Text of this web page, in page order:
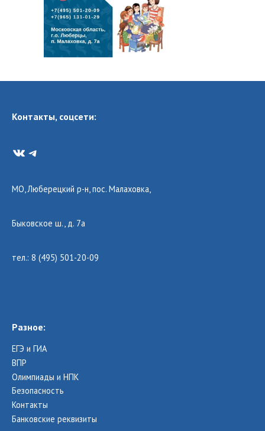
Контакты, соцсети:
VKTelegram
МО, Люберецкий р-н, пос. Малаховка,
Быковское ш., д. 7а
тел.: 8 (495) 501-20-09
Разное:
ЕГЭ и ГИА
ВПР
Олимпиады и НПК
Безопасность
Контакты
Банковские реквизиты